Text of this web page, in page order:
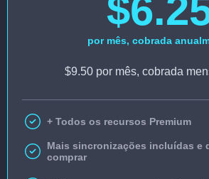
por mês, cobrada
$9.50 por mês, cobrada
+ Todos os recursos Premium
Mais sincronizações incluídas e
comprar